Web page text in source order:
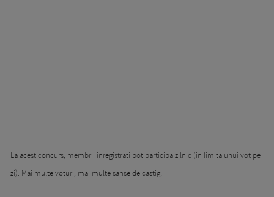
La acest concurs, membrii inregistrati pot participa zilnic (in limita unui vot pe
zi). Mai multe voturi, mai multe sanse de castig!